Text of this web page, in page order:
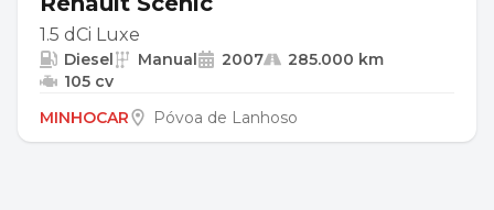
1.5 dCi Luxe
Diesel Manual 2007
285.000 km
105 cv
MINHOCAR
Póvoa de Lanhoso